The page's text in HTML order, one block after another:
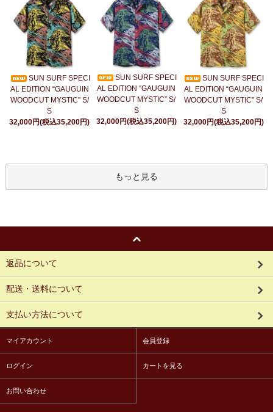
SUN SURF SPECI
AL EDITION “GAUGUIN
WOODCUT MYSTIC” S/
S
32,000円(税込35,200円)
SUN SURF SPECI
AL EDITION “GAUGUIN
WOODCUT MYSTIC” S/
S
32,000円(税込35,200円)
SUN SURF SPECI
AL EDITION “GAUGUIN
WOODCUT MYSTIC” S/
S
32,000円(税込35,200円)
もっと見る
返品について
配送・送料について
支払い方法について
マイアカウント 会員登録
ログイン カートを見る
お問い合わせ